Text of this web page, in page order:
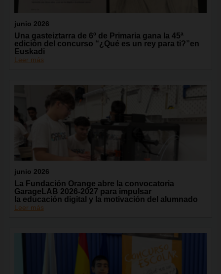
junio 2026
Una gasteiztarra de 6º de Primaria gana la 45ª
edición del concurso “¿Qué es un rey para ti?”en
Euskadi
Leer más
junio 2026
La Fundación Orange abre la convocatoria
GarageLAB 2026-2027 para impulsar
la educación digital y la motivación del alumnado
Leer más